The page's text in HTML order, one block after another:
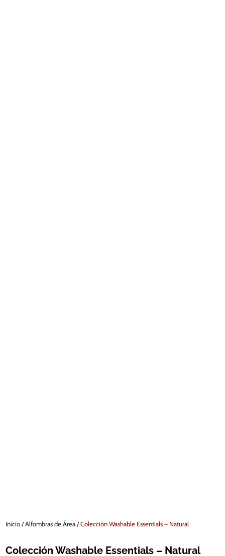
Inicio/Alfombras de Área/ Colección Washable Essentials – Natural
Colección Washable Essentials – Natural